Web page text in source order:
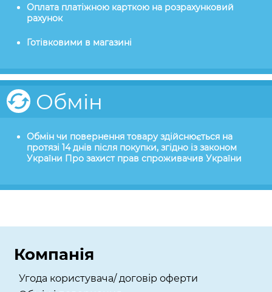
Оплата платіжною карткою на розрахунковий
рахунок
Готівковими в магазині
Обмін
Обмін чи повернення товару здійснюється на
протязі 14 днів після покупки, згідно із законом
України Про захист прав спроживачив України
Компанія
Угода користувача/ договір оферти